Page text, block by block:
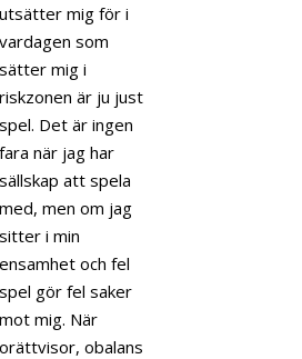
utsätter mig för i
vardagen som
sätter mig i
riskzonen är ju just
spel. Det är ingen
fara när jag har
sällskap att spela
med, men om jag
sitter i min
ensamhet och fel
spel gör fel saker
mot mig. När
orättvisor, obalans